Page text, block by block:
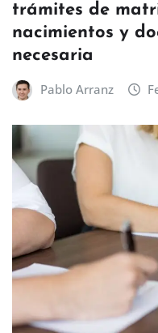
trámites de
nacimientos y
necesaria
Pablo Arranz